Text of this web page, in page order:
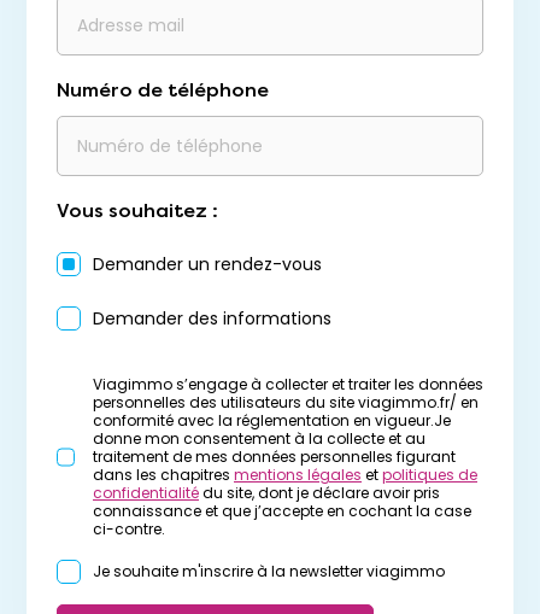
Numéro de téléphone
Vous souhaitez :
Demander un rendez-vous
Demander des informations
Viagimmo s’engage à collecter et traiter les données
personnelles des utilisateurs du site viagimmo.fr/ en
conformité avec la réglementation en vigueur.Je
donne mon consentement à la collecte et au
traitement de mes données personnelles figurant
dans les chapitres mentions légales etpolitiques de
confidentialitédu site, dont je déclare avoir pris
connaissance et que j’accepte en cochant la case
ci-contre.
Je souhaite m'inscrire à la newsletter viagimmo